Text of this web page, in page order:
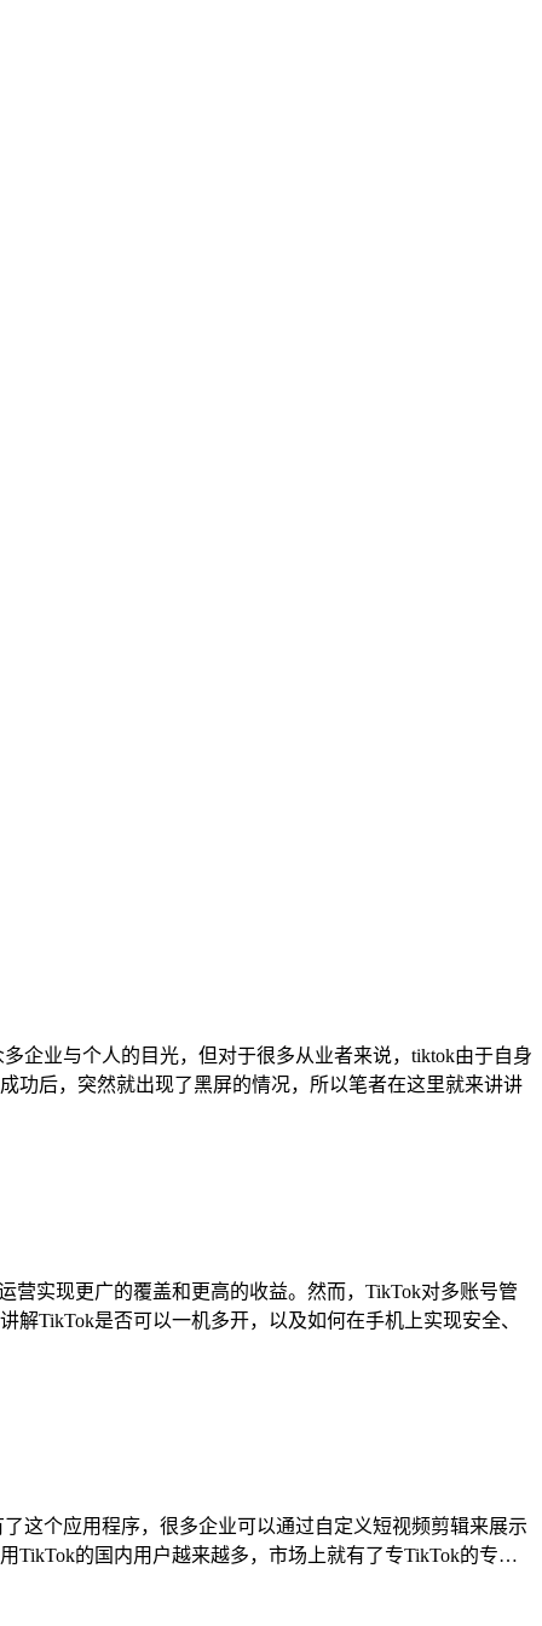
企业与个人的目光，但对于很多从业者来说，tiktok由于自身
功后，突然就出现了黑屏的情况，所以笔者在这里就来讲讲
营实现更广的覆盖和更高的收益。然而，TikTok对多账号管
TikTok是否可以一机多开，以及如何在手机上实现安全、
这个应用程序，很多企业可以通过自定义短视频剪辑来展示
TikTok的国内用户越来越多，市场上就有了专TikTok的专…